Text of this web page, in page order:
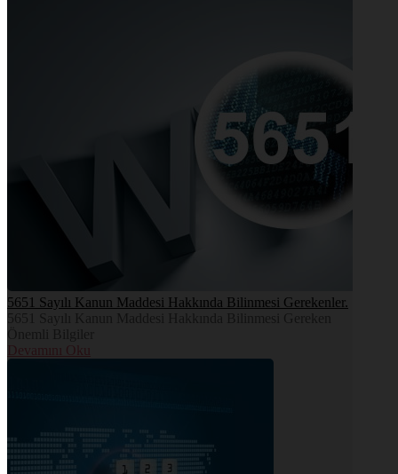
5651 Sayılı Kanun Maddesi Hakkında Bilinmesi Gerekenler.
Devamını Oku